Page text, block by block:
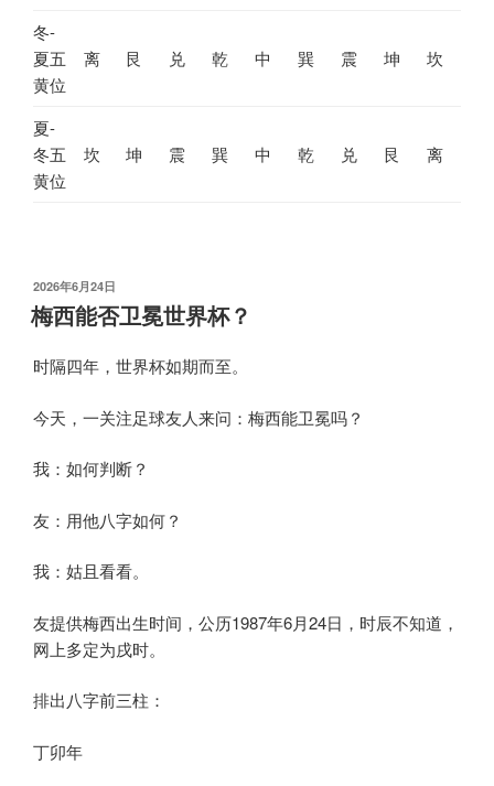
冬-
夏五
黄位
离 艮 兑 乾 中 巽 震 坤 坎
夏-
冬五
黄位
坎 坤 震 巽 中 乾 兑 艮 离
发
布
于
2026年6月24日
梅西能否卫冕世界杯？
时隔四年，世界杯如期而至。
今天，一关注足球友人来问：梅西能卫冕吗？
我：如何判断？
友：用他八字如何？
我：姑且看看。
友提供梅西出生时间，公历1987年6月24日，时辰不知道，
网上多定为戌时。
排出八字前三柱：
丁卯年